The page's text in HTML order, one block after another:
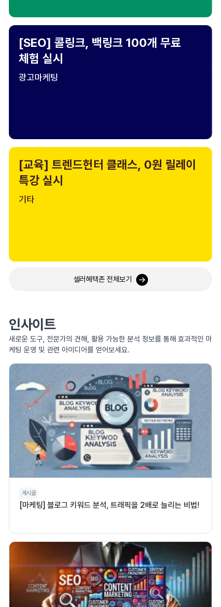
[SEO] 콜링크, 백링크 100개 무료
체험 실시
광고마케팅
[교육] 트렌드헌터 클래스, 0원 릴레이
특강 실시
기타
셀러혜택존 전체보기
인사이트
새로운 도구, 전문가의 견해, 활용 가능한 분석 정보를 통해 효과적인 마
케팅 운영 및 관련 아이디어를 얻어보세요.
게시글
[마케팅] 블로그 키워드 분석, 트래픽을 2배로 늘리는 비법!